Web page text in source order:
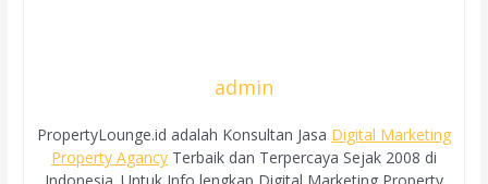
admin
PropertyLounge.id adalah Konsultan Jasa Digital Marketing
Property Agancy Terbaik dan Terpercaya Sejak 2008 di